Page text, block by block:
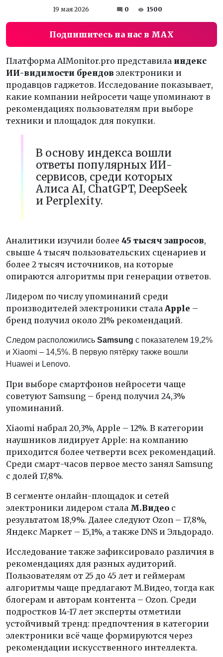
19 мая 2026 0 1500
Подпишитесь на нас в MAX
Платформа AIMonitor.pro представила индекс
ИИ-видимости брендов электроники и
продавцов гаджетов. Исследование показывает,
какие компании нейросети чаще упоминают в
рекомендациях пользователям при выборе
техники и площадок для покупки.
В основу индекса вошли
ответы популярных ИИ-
сервисов, среди которых
Алиса AI, ChatGPT, DeepSeek
и Perplexity.
Аналитики изучили более 45 тысяч запросов,
свыше 4 тысяч пользовательских сценариев и
более 2 тысяч источников, на которые
опираются алгоритмы при генерации ответов.
Лидером по числу упоминаний среди
производителей электроники стала Apple –
бренд получил около 21% рекомендаций.
Следом расположились Samsung с показателем 19,2%
и Xiaomi – 14,5%. В первую пятёрку также вошли
Huawei и Lenovo.
При выборе смартфонов нейросети чаще
советуют Samsung – бренд получил 24,3%
упоминаний.
Xiaomi набрал 20,3%, Apple – 12%. В категории
наушников лидирует Apple: на компанию
приходится более четверти всех рекомендаций.
Среди смарт-часов первое место занял Samsung
с долей 17,8%.
В сегменте онлайн-площадок и сетей
электроники лидером стала М.Видео с
результатом 18,9%. Далее следуют Ozon – 17,8%,
Яндекс Маркет – 15,1%, а также DNS и Эльдорадо.
Исследование также зафиксировало различия в
рекомендациях для разных аудиторий.
Пользователям от 25 до 45 лет и геймерам
алгоритмы чаще предлагают М.Видео, тогда как
блогерам и авторам контента – Ozon. Среди
подростков 14-17 лет эксперты отметили
устойчивый тренд: предпочтения в категории
электроники всё чаще формируются через
рекомендации искусственного интеллекта.